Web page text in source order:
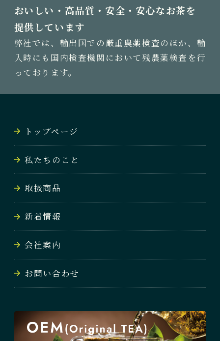
おいしい・高品質・安全・安心なお茶を
提供しています
弊社では、輸出国での厳重農薬検査のほか、輸
入時にも国内検査機関において残農薬検査を行
っております。
トップページ
私たちのこと
取扱商品
新着情報
会社案内
お問い合わせ